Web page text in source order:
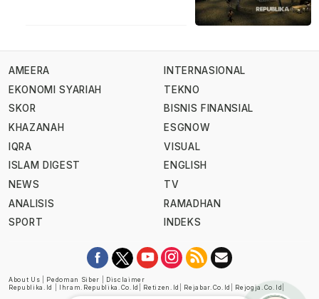
AMEERA
EKONOMI SYARIAH
SKOR
KHAZANAH
IQRA
ISLAM DIGEST
NEWS
ANALISIS
SPORT
INTERNASIONAL
TEKNO
BISNIS FINANSIAL
ESGNOW
VISUAL
ENGLISH
TV
RAMADHAN
INDEKS
About Us Pedoman Siber
Disclaimer
Republika.id
Ihram.republika.co.id Retizen.id Rejabar.co.id Rejogja.co.id